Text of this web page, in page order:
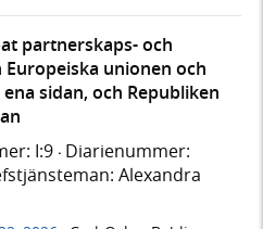
partnerskaps- och
unionen och
sidan, och Republiken
I:9 · Diarienummer:
Alexandra